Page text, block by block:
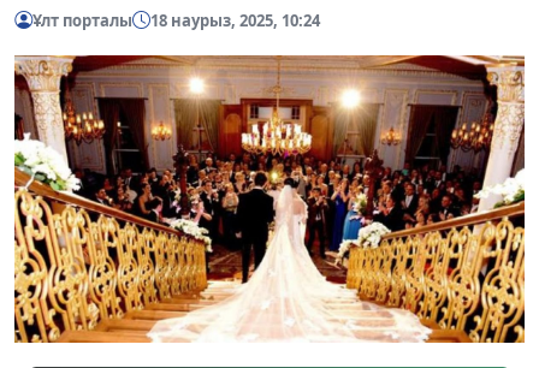
Ұлт порталы 18 наурыз, 2025, 10:24